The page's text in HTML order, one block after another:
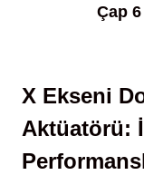
Çap
X Ekseni
Aktüatörü: